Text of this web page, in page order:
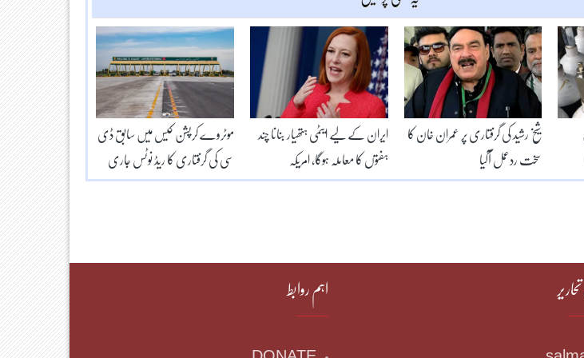
موٹروے کرپشن کیس میں سابق ڈی
سی کی گرفتاری کا ریڈ نوٹس جاری
ایران کے لیے ایٹمی ہتھیار بنانا چند
ہفتوں کا معاملہ ہوگا، امریکہ
شیخ رشید کی گرفتاری پر عمران خان کا
سخت ردعمل آگیا
اہم روابط